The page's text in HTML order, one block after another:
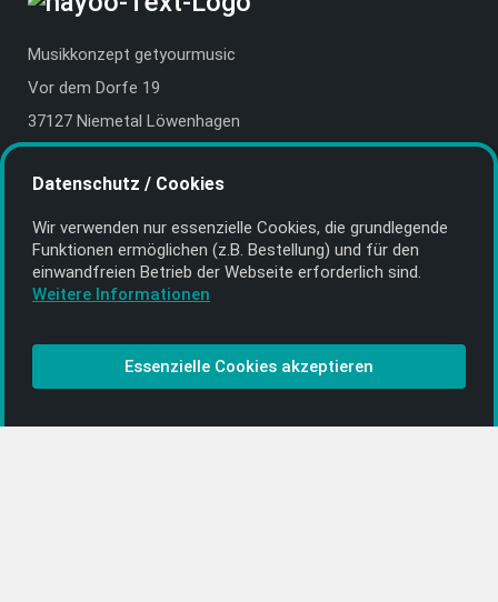
Musikkonzept getyourmusic
Vor dem Dorfe 19
37127 Niemetal Löwenhagen
E-Mail:info@getyourmusic.de
Alle Informationen
Kontakt
CD-Anbieter werden
CD-Anbieter-Login
Datenschutz / Cookies
Wir verwenden nur essenzielle Cookies, die grund­legende
Funktionen ermöglichen (z.B. Bestellung) und für den
einwand­freien Betrieb der Webseite erforderlich sind.
Weitere Informationen
Essenzielle Cookies akzeptieren